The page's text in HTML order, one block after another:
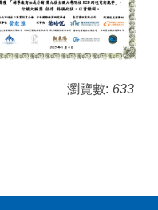
瀏覽數: 633